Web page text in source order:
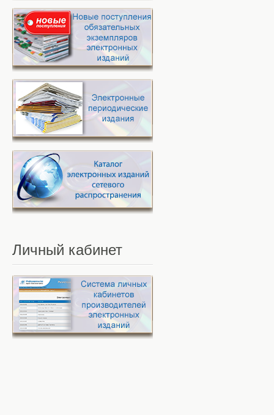
Личный кабинет